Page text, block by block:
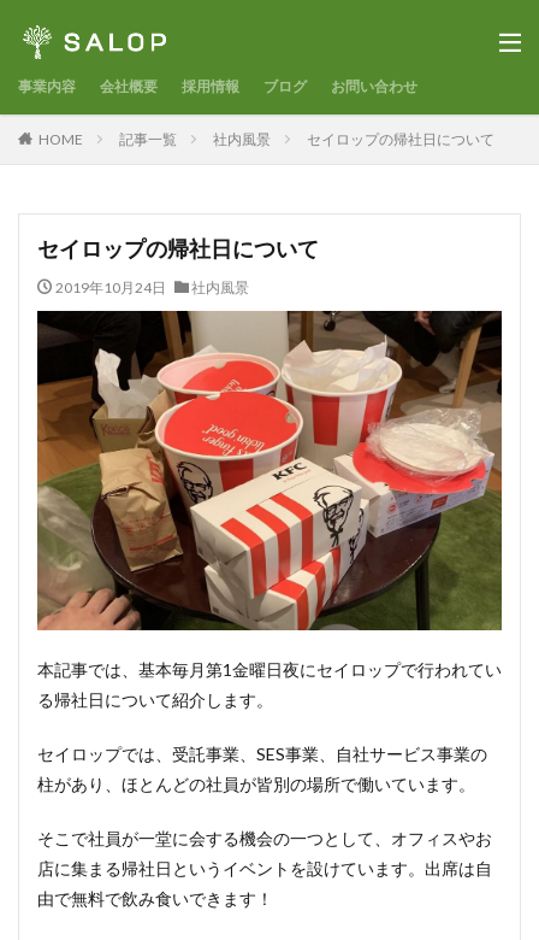
事業内容 会社概要 採用情報 ブログ お問い合わせ
HOME 記事一覧 社内風景 セイロップの帰社日について
セイロップの帰社日について
2019年10月24日 社内風景
本記事では、基本毎月第1金曜日夜にセイロップで行われてい
る帰社日について紹介します。
セイロップでは、受託事業、SES事業、自社サービス事業の
柱があり、ほとんどの社員が皆別の場所で働いています。
そこで社員が一堂に会する機会の一つとして、オフィスやお
店に集まる帰社日というイベントを設けています。出席は自
由で無料で飲み食いできます！